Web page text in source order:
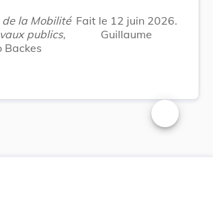
la Mobilité
publics,
Backes
Fait le 12 juin 2026.
Guillaume
Changer la